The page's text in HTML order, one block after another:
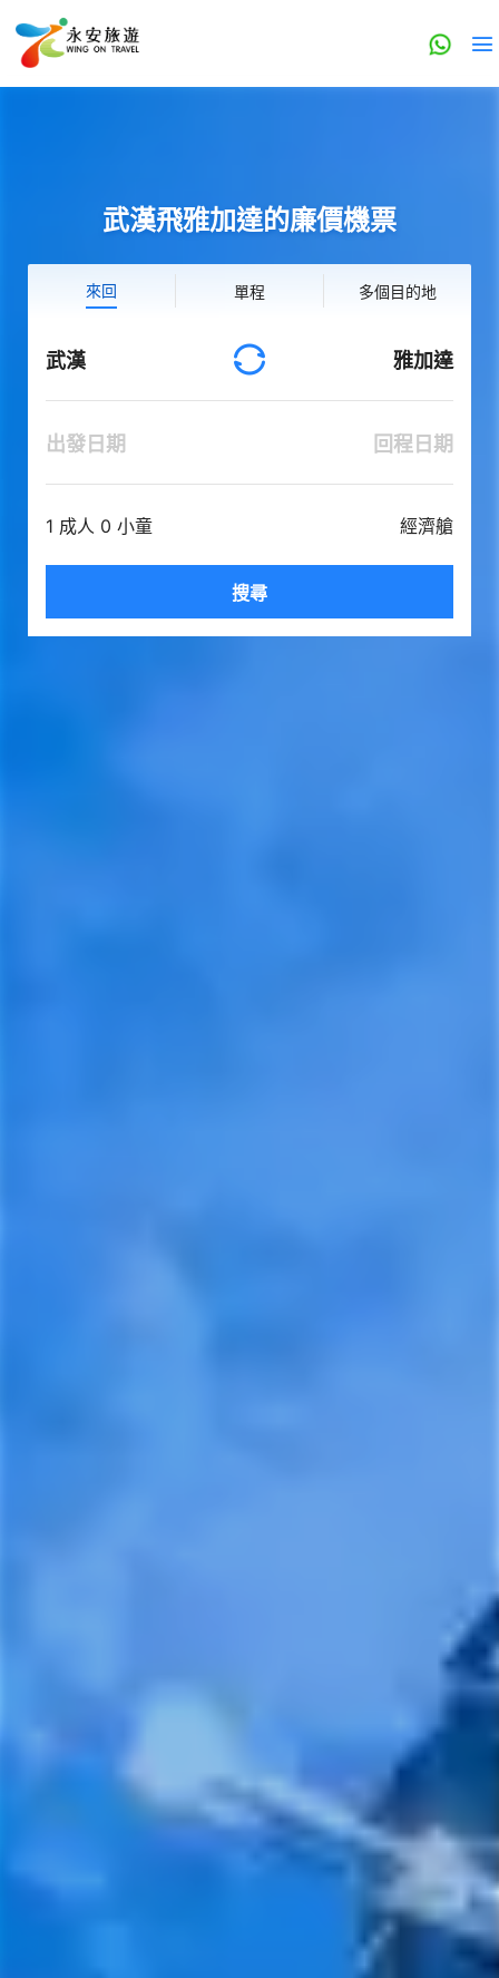
武漢飛雅加達的廉價機票
來回 單程 多個目的地
武漢 雅加達
出發日期 回程日期
1 成人 0 小童 經濟艙
搜尋